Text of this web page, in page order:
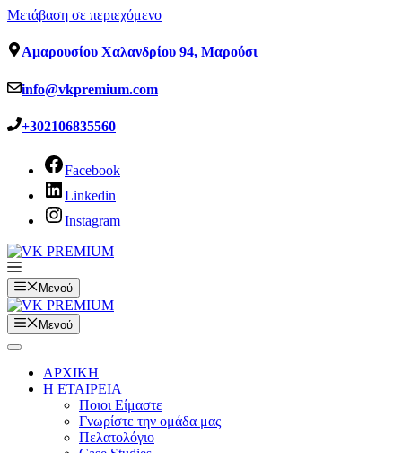
Μετάβαση σε περιεχόμενο
Αμαρουσίου Χαλανδρίου 94, Μαρούσι
info@vkpremium.com
+302106835560
Facebook
Linkedin
Instagram
Μενού
Μενού
ΑΡΧΙΚΗ
Η ΕΤΑΙΡΕΙΑ
Ποιοι Είμαστε
Γνωρίστε την ομάδα μας
Πελατολόγιο